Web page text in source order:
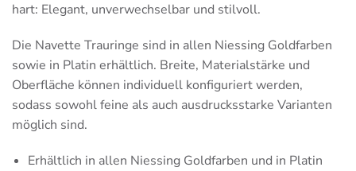
hart: Elegant, unverwechselbar und stilvoll.
Die Navette Trauringe sind in allen Niessing Goldfarben
sowie in Platin erhältlich. Breite, Materialstärke und
Oberfläche können individuell konfiguriert werden,
sodass sowohl feine als auch ausdrucksstarke Varianten
möglich sind.
Erhältlich in allen Niessing Goldfarben und in Platin